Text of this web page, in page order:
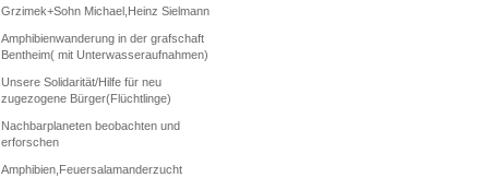
Grzimek+Sohn Michael,Heinz Sielmann
Amphibienwanderung in der grafschaft
Bentheim( mit Unterwasseraufnahmen)
Unsere Solidarität/Hilfe für neu
zugezogene Bürger(Flüchtlinge)
Nachbarplaneten beobachten und
erforschen
Amphibien,Feuersalamanderzucht